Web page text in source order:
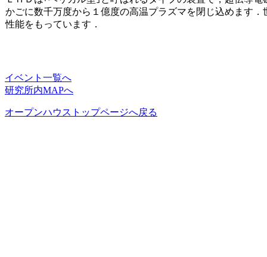
かごに数千万度から１億度の高温プラズマを閉じ込めます．
性能をもっています．
イベント一覧へ
研究所内MAPへ
オープンハウストップページへ戻る